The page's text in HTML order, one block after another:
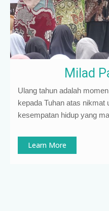
Milad
Ulang tahun adalah
kepada Tuhan atas nikmat
kesempatan hidup yang
Learn More